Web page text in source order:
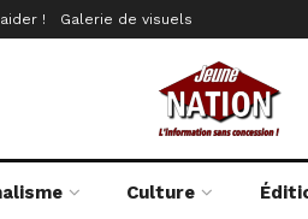
! Galerie de visuels
Culture